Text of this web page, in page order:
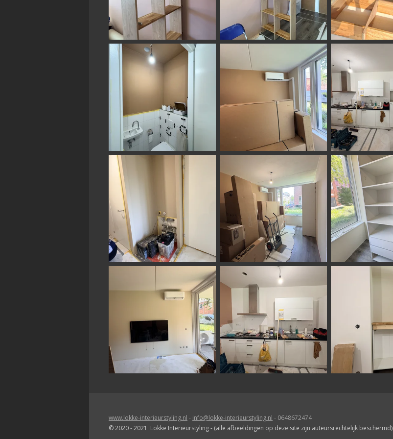
www.lokke-interieurstyling.nl - info@lokke-interieurstyling.nl - 0648672474
© 2020 - 2021 Lokke Interieurstyling - (alle afbeeldingen op deze site zijn auteursrechtelijk beschermd)